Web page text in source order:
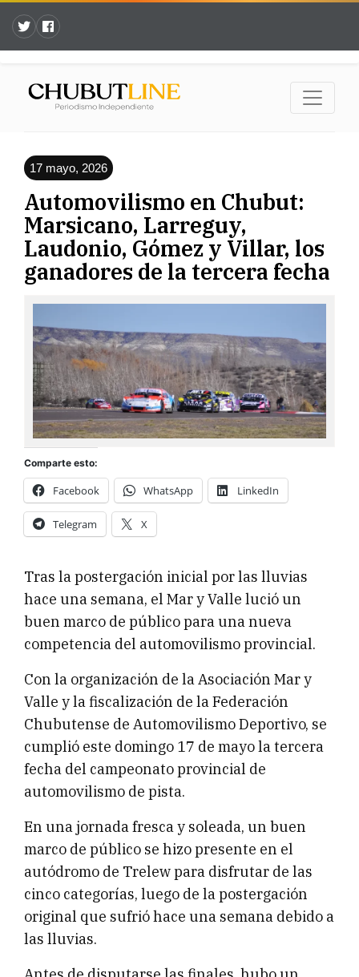
17 mayo, 2026
Automovilismo en Chubut:
Marsicano, Larreguy,
Laudonio, Gómez y Villar, los
ganadores de la tercera fecha
Comparte esto:
Facebook WhatsApp LinkedIn
Telegram X
Tras la postergación inicial por las lluvias
hace una semana, el Mar y Valle lució un
buen marco de público para una nueva
competencia del automovilismo provincial.
Con la organización de la Asociación Mar y
Valle y la fiscalización de la Federación
Chubutense de Automovilismo Deportivo, se
cumplió este domingo 17 de mayo la tercera
fecha del campeonato provincial de
automovilismo de pista.
En una jornada fresca y soleada, un buen
marco de público se hizo presente en el
autódromo de Trelew para disfrutar de las
cinco categorías, luego de la postergación
original que sufrió hace una semana debido a
las lluvias.